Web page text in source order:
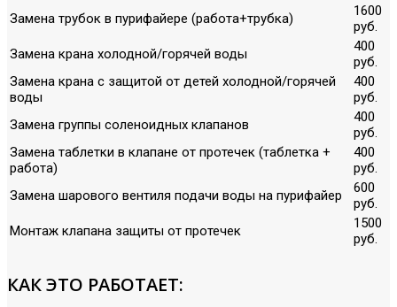
Замена трубок в пурифайере (работа+трубка)
1600
руб.
Замена крана холодной/горячей воды
400
руб.
Замена крана с защитой от детей холодной/горячей
воды
400
руб.
Замена группы соленоидных клапанов
400
руб.
Замена таблетки в клапане от протечек (таблетка +
работа)
400
руб.
Замена шарового вентиля подачи воды на пурифайер
600
руб.
Монтаж клапана защиты от протечек
1500
руб.
КАК ЭТО РАБОТАЕТ: